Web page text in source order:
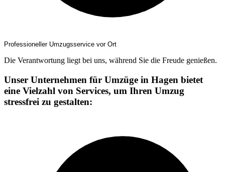
Professioneller Umzugsservice vor Ort
Die Verantwortung liegt bei uns, während Sie die Freude genießen.
Unser Unternehmen für Umzüge in Hagen bietet
eine Vielzahl von Services, um Ihren Umzug
stressfrei zu gestalten: